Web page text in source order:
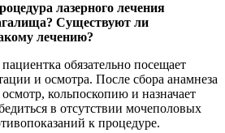
лазерного лечения
Существуют ли
лечению?
обязательно посещает
и осмотра. После сбора анамнеза
кольпоскопию и назначает
в отсутствии мочеполовых
к процедуре.